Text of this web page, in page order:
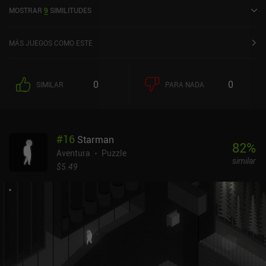
valoración actual de 4,3 sobre 5,0 en Google Play y de 4,8 sobre 5,0
MOSTRAR 9 SIMILITUDES
MÁS JUEGOS COMO ESTE
SIMILAR 0 PARA NADA 0
#16 Starman
Aventura
Puzzle
$5.49
82%
similar